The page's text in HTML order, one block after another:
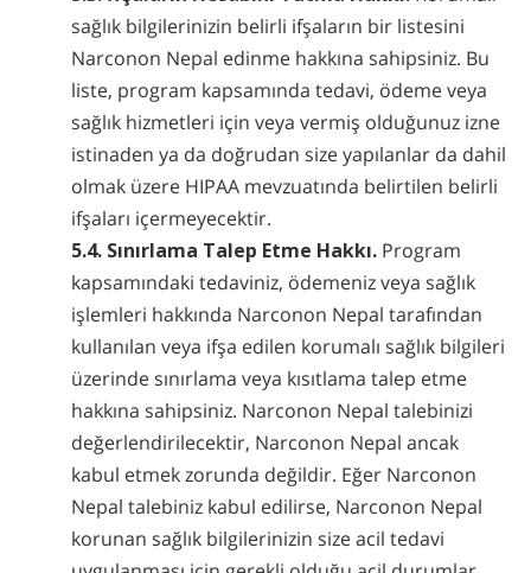
sağlık bilgilerinizin belirli ifşaların bir listesini
Narconon Nepal edinme hakkına sahipsiniz. Bu
liste, program kapsamında tedavi, ödeme veya
sağlık hizmetleri için veya vermiş olduğunuz izne
istinaden ya da doğrudan size yapılanlar da dahil
olmak üzere HIPAA mevzuatında belirtilen belirli
ifşaları içermeyecektir.
5.4. Sınırlama Talep Etme Hakkı. Program
kapsamındaki tedaviniz, ödemeniz veya sağlık
işlemleri hakkında Narconon Nepal tarafından
kullanılan veya ifşa edilen korumalı sağlık bilgileri
üzerinde sınırlama veya kısıtlama talep etme
hakkına sahipsiniz. Narconon Nepal talebinizi
değerlendirilecektir, Narconon Nepal ancak
kabul etmek zorunda değildir. Eğer Narconon
Nepal talebiniz kabul edilirse, Narconon Nepal
korunan sağlık bilgilerinizin size acil tedavi